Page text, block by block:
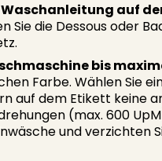
Waschanleitung auf
Sie die Dessous oder
bis
Farbe. Wählen Sie
auf dem Etikett keine
(max. 600
und verzichten